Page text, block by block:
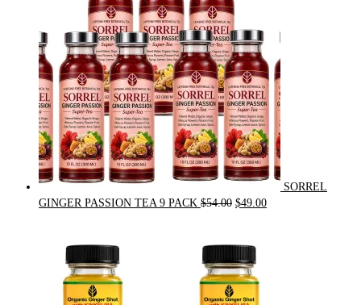
SORREL
GINGER PASSION TEA 9 PACK $54.00 Original
$54.00.
$49.00Current